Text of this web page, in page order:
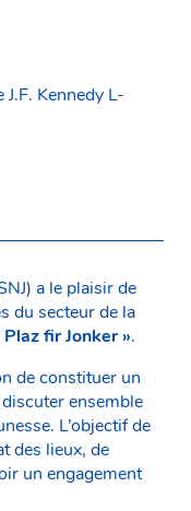
Kennedy L-
a le plaisir de
du secteur de la
Plaz fir Jonker ».
de constituer un
ensemble
L’objectif de
des lieux, de
un engagement